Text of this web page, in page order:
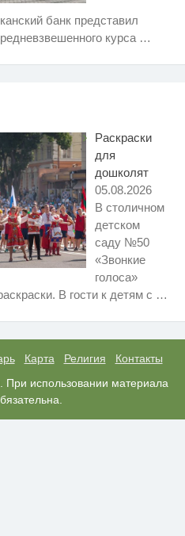
банк представил
курса …
Раскраски
для
дошколят
05.08.2026
В столичном
детском
саду №50
«Звонкие
голоса»
В гости к детям с …
Карта Религия
Контакты
использовании материала
i
пляже
секунд, но
Видео
i
оставит вас
10 раз